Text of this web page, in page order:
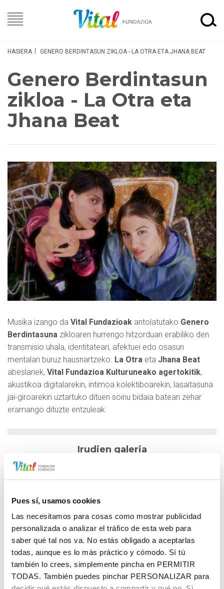
Pues sí, usamos cookies
Las necesitamos para cosas como mostrar publicidad
personalizada o analizar el tráfico de esta web para
saber qué tal nos va. No estás obligado a aceptarlas
todas, aunque es lo más práctico y cómodo. Sí tú
también lo crees, simplemente pincha en PERMITIR
TODAS. También puedes pinchar PERSONALIZAR para
HASIERA GENERO BERDINTASUN ZIKLOA - LA OTRA ETA JHANA BEAT
Genero Berdintasun
zikloa - La Otra eta
Jhana Beat
Musika izango da Vital Fundazioak antolatutako Genero
Berdintasuna zikloaren hurrengo hitzorduan erabiliko den
transmisio uhala, identitateari, afektuei edo osasun
mentalari buruz hausnartzeko. La Otra eta Jhana Beat
abeslariek, Vital Fundazioa Kulturuneako agertokitik,
akustikoa digitalarekin, intimoa kolektiboarekin, lasaitasuna
jai-giroarekin uztartuko dituen soinu bidaia batean zehar
eramango dituzte entzuleak.
Irudien galeria
PO - GENERO BERDINTASUN ZIKLOA_LA OTRA ETA JHANA
BEAT
52.97 KB